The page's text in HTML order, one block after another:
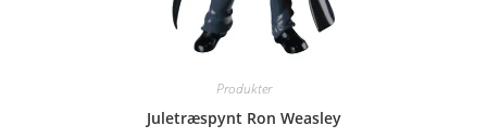
Produkter
Juletræspynt Ron Weasley